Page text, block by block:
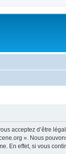
acceptez d’être
». Nous
En effet, si vous